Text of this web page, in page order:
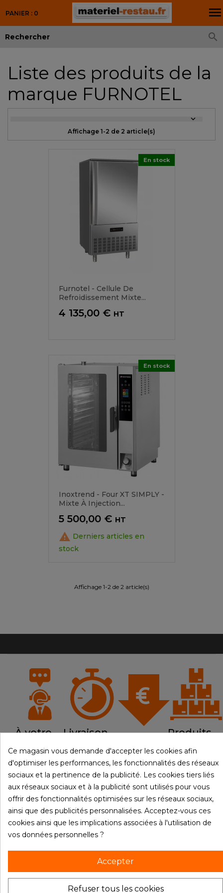

PANIER : 0

Liste des produits de la
marque FURNOTEL

Affichage 1-2 de 2 article(s)
Furnotel - Cellule De
Refroidissement Mixte...
Prix
4 135,00 € HT
En stock
Inoxtrend - Four XT SIMPLY -
Mixte À Injection...
Prix
5 500,00 € HT
 Derniers articles en
stock
En stock
Affichage 1-2 de 2 article(s)
À votre
Livraison
Produits
PRODUITS 
NOTRE SOCIÉTÉ 
© 2026 - Materiel-restau.fr
Ce magasin vous demande d'accepter les cookies afin
d'optimiser les performances, les fonctionnalités des réseaux
sociaux et la pertinence de la publicité. Les cookies tiers liés
aux réseaux sociaux et à la publicité sont utilisés pour vous
offrir des fonctionnalités optimisées sur les réseaux sociaux,
ainsi que des publicités personnalisées. Acceptez-vous ces
cookies ainsi que les implications associées à l'utilisation de
vos données personnelles ?
Accepter
Refuser tous les cookies